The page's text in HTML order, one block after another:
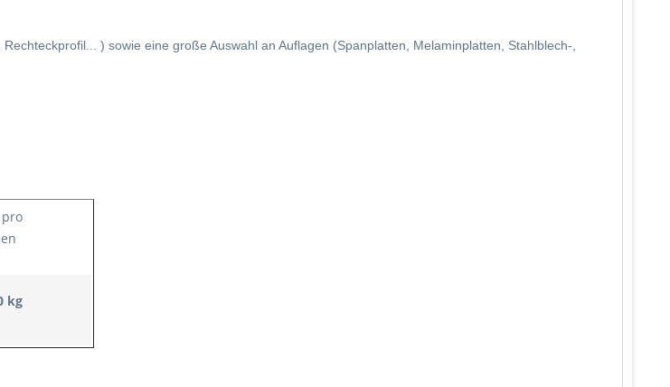
) sowie eine große Auswahl an Auflagen (Spanplatten, Melaminplatten, Stahlblech-,
kg